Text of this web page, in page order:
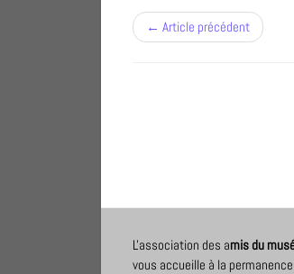
← Article précédent
L'association des amis du
vous accueille à la